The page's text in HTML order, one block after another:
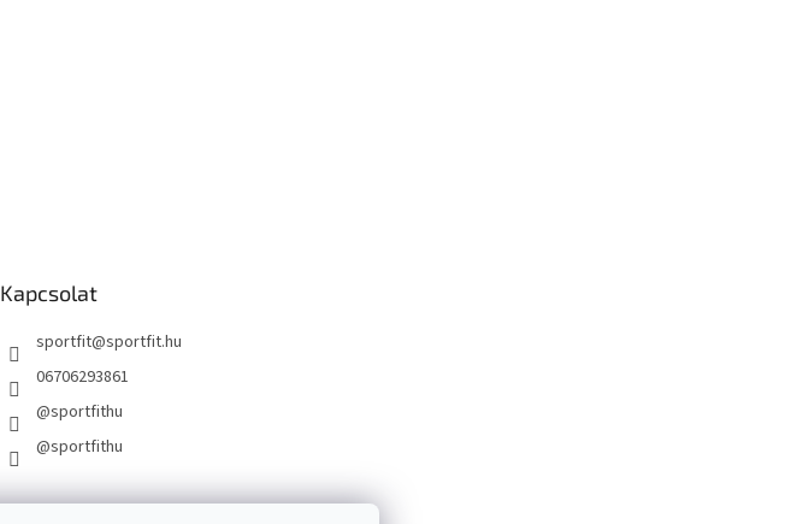
Kapcsolat
sportfit@sportfit.hu
06706293861
@sportfithu
@sportfithu